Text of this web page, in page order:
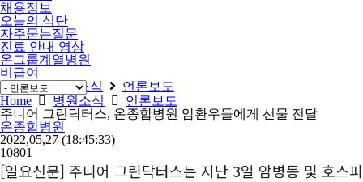
채용정보
오늘의 식단
자주묻는질문
진료 안내 영상
온그룹계열병원
비급여
Home
병원소식
언론보도
Home
병원소식
언론보도
주니어 그린닥터스, 온종합병원 암환우들에게 선물 전달
온종합병원
2022,05,27 (18:45:33)
10801
[일요신문] 주니어 그린닥터스는 지난 3일 암병동 및 호스피